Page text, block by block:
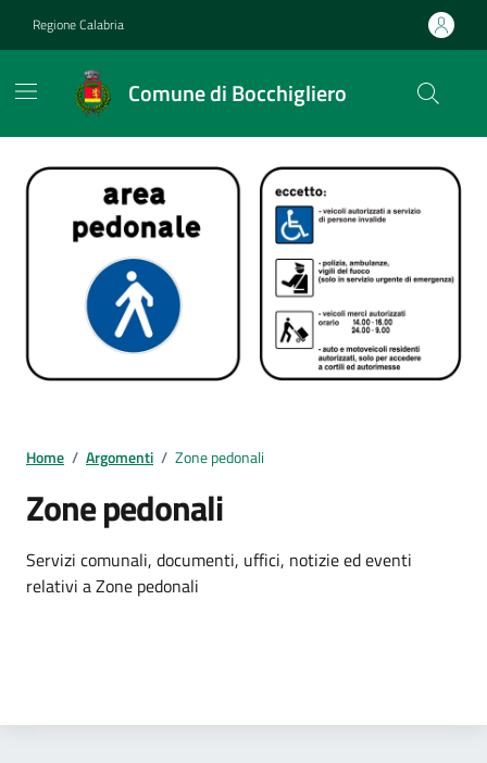
Regione Calabria
Comune di Bocchigliero
Home / Argomenti / Zone pedonali
Zone pedonali
Dettagli dell'argomento
Servizi comunali, documenti, uffici, notizie ed eventi
relativi a Zone pedonali